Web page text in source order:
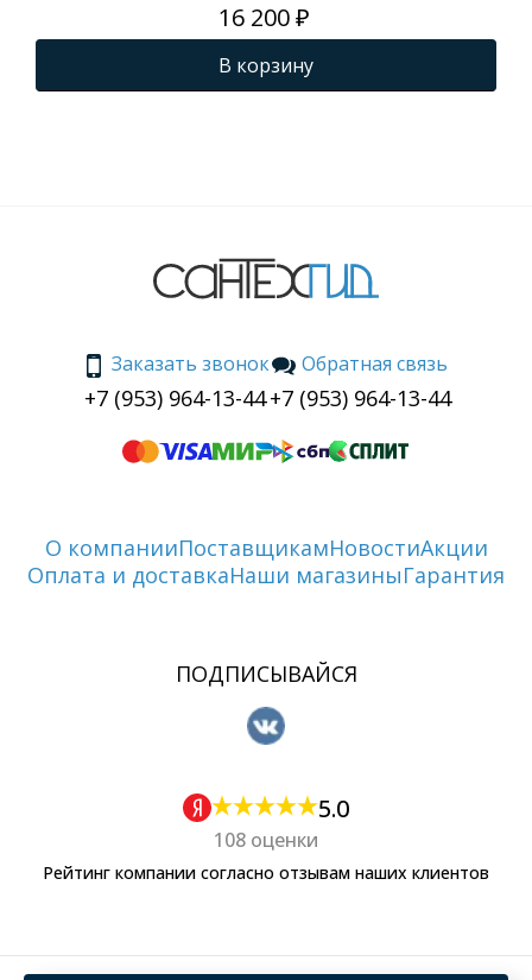
16 200 ₽
В корзину
Заказать звонок
+7 (953) 964-13-44
Обратная связь
+7 (953) 964-13-44
О компанииПоставщикамНовостиАкции
Оплата и доставкаНаши магазиныГарантия
ПОДПИСЫВАЙСЯ
5.0
108 оценки
Рейтинг компании согласно отзывам наших клиентов